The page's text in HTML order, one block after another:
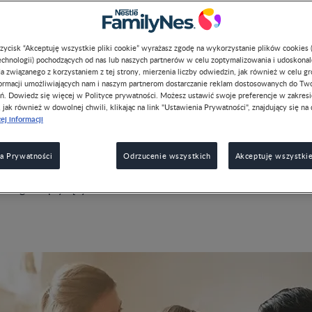
wszystko, aby jego dziecko rosło zdrowe i szczęśliwe.
to połowa sukcesu. Aby Twoje dziecko mogło w
potrzebuje bliskości rodziców, poświęcania mu uwagi i
przy tym stosować wymyślnych metod wychowawczych ani
Zabawa, podczas której rodzice okazują
jest najlepszą edukacją i największą frajdą.
płynący czas.
“Akceptuję wszystkie pliki cookie” wyrażasz zgodę na wykorzystanie plików cookies
pochodzących od nas lub naszych partnerów w celu zoptymalizowania i
związanego z korzystaniem z tej strony, mierzenia liczby odwiedzin, jak również w celu
umożliwiających nam i naszym partnerom dostarczanie reklam dostosowanych do
Dowiedz się więcej w Polityce prywatności. Możesz ustawić swoje preferencje w
również w dowolnej chwili, klikając na link "Ustawienia Prywatności", znajdujący się na
informacji
Prywatności Odrzucenie wszystkich Akceptuję